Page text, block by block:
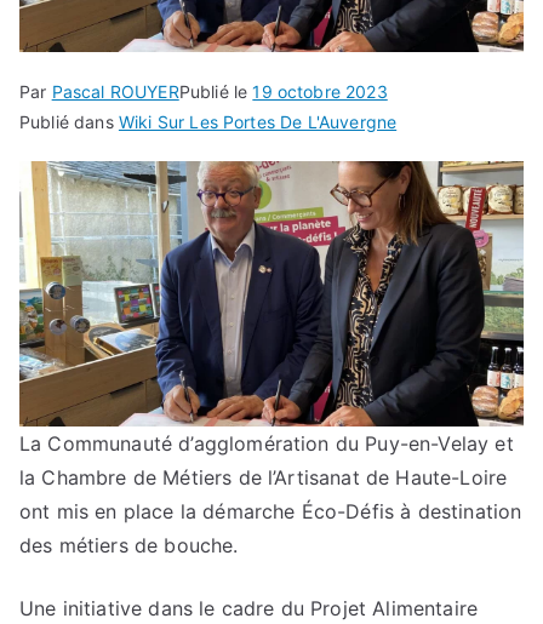
Par Pascal ROUYERPublié le19 octobre 2023
Publié dans Wiki Sur Les Portes De L'Auvergne
La Communauté d’agglomération du Puy-en-Velay et
la Chambre de Métiers de l’Artisanat de Haute-Loire
ont mis en place la démarche Éco-Défis à destination
des métiers de bouche.
Une initiative dans le cadre du Projet Alimentaire